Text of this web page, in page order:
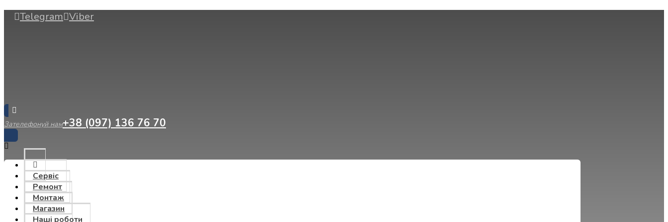
Telegram Viber
Зателефонуй нам+38 (097) 136 76 70
Сервіс
Ремонт
Монтаж
Магазин
Наші роботи